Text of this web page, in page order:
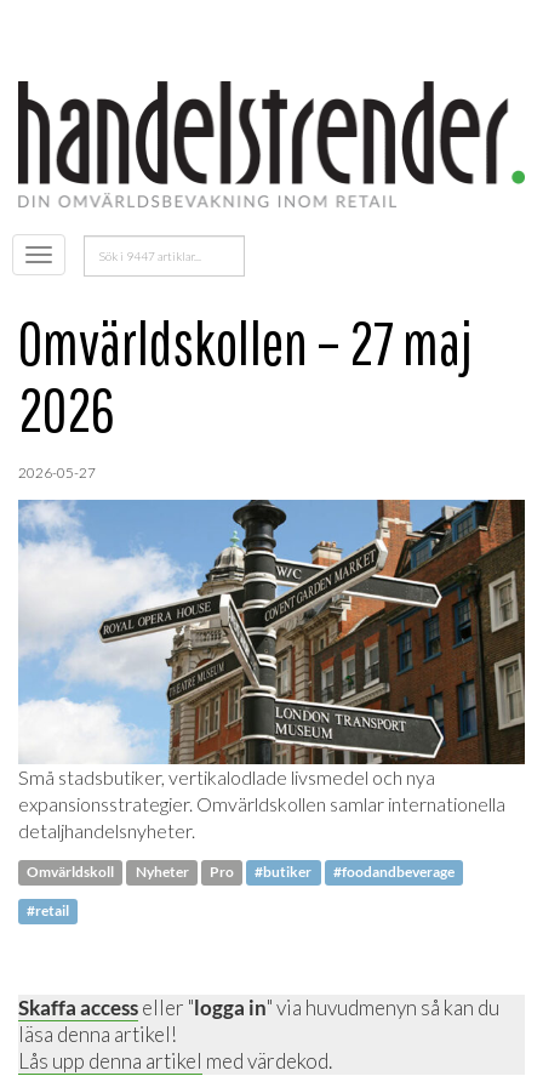
Öppna
menyn
Sök
efter:
Omvärldskollen – 27 maj
2026
2026-05-27
Små stadsbutiker, vertikalodlade livsmedel och nya
expansionsstrategier. Omvärldskollen samlar internationella
detaljhandelsnyheter.
Omvärldskoll Nyheter Pro #butiker #foodandbeverage
#retail
Skaffa accesseller "logga in" via huvudmenyn så kan du
läsa denna artikel!
Lås upp denna artikel med värdekod.